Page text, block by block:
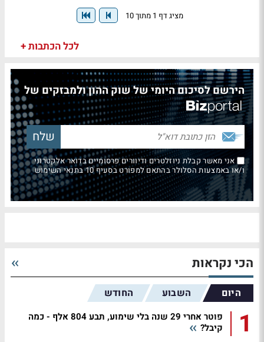
מציג דף 1 מתוך 10
לכל הכתבות +
הירשם לסיכום היומי של שוק ההון ולמבזקים של
אני מאשר קבלת ניוזלטרים ודיוורים פרסומיים בדואר אלקטרוני
ו/או באמצעות הסלולר בהתאם למפורט בסעיף 10 בתנאי השימוש
הכי נקראות
היום השבוע החודש
1
פוטר אחרי 29 שנה בלי שימוע, תבע 804 אלף - כמה
קיבל?